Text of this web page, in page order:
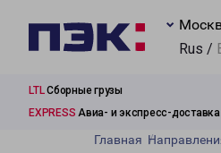
Rus /
LTLСборные грузы
EXPRESS Авиа- и экспресс-доставка
Главная